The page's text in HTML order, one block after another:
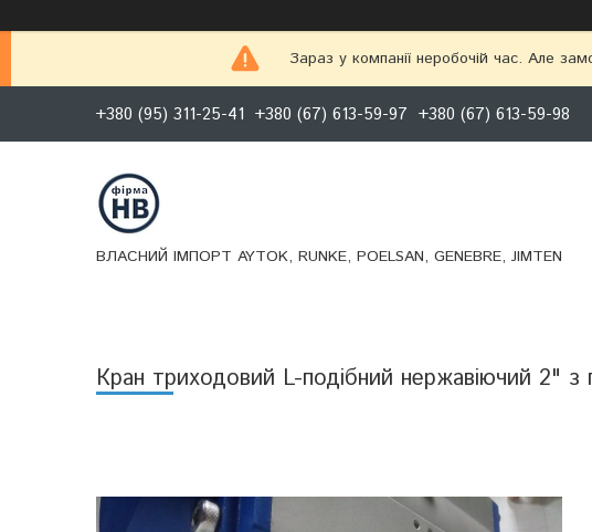
Зараз у компанії неробочій час. Але
+380 (95) 311-25-41 +380 (67) 613-59-97 +380 (67) 613-59-98
ВЛАСНИЙ ІМПОРТ AYTOK, RUNKE, POELSAN, GENEBRE, JIMTEN
Кран триходовий L-подібний нержавіючий 2" з